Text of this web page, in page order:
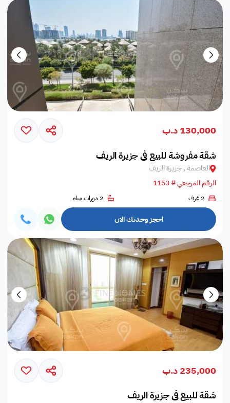
130,000 د.ب
شقة مفروشة للبيع في جزيرة الريف
العاصمة , جزيرة الريف
الرقم المرجعي # 1153
2 غرف 2 دورات مياه
احجز وحدتك الان
235,000 د.ب
شقة للبيع في جزيرة الريف